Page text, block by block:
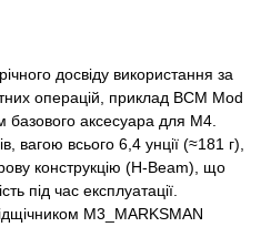
досвіду використання за
операцій, приклад BCM Mod
базового аксесуара для M4.
вагою всього 6,4 унції (≈181 г),
конструкцію (H-Beam), що
під час експлуатації.
M3_MARKSMAN